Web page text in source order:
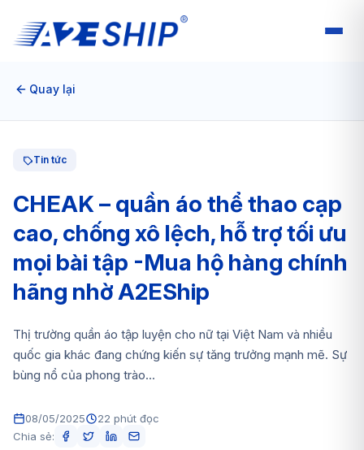
Quay lại
Tin tức
CHEAK – quần áo thể thao cạp
cao, chống xô lệch, hỗ trợ tối ưu
mọi bài tập -Mua hộ hàng chính
hãng nhờ A2EShip
Thị trường quần áo tập luyện cho nữ tại Việt Nam và nhiều
quốc gia khác đang chứng kiến sự tăng trưởng mạnh mẽ. Sự
bùng nổ của phong trào...
08/05/2025
22 phút đọc
Chia sẻ: